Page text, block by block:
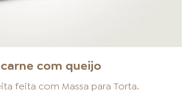
com queijo
feita com Massa para Torta.